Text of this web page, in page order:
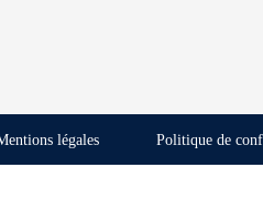
légales Politique de